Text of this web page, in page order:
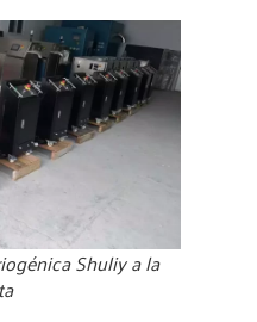
Shuliy a la